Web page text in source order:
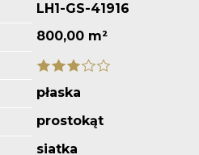
LH1-GS-41916
800,00 m²
płaska
prostokąt
siatka